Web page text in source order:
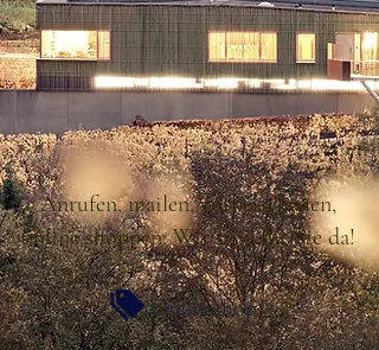
Anrufen, mailen, vorbeischauen,
online shoppen: Wir sind für Sie da!
Onlineshop